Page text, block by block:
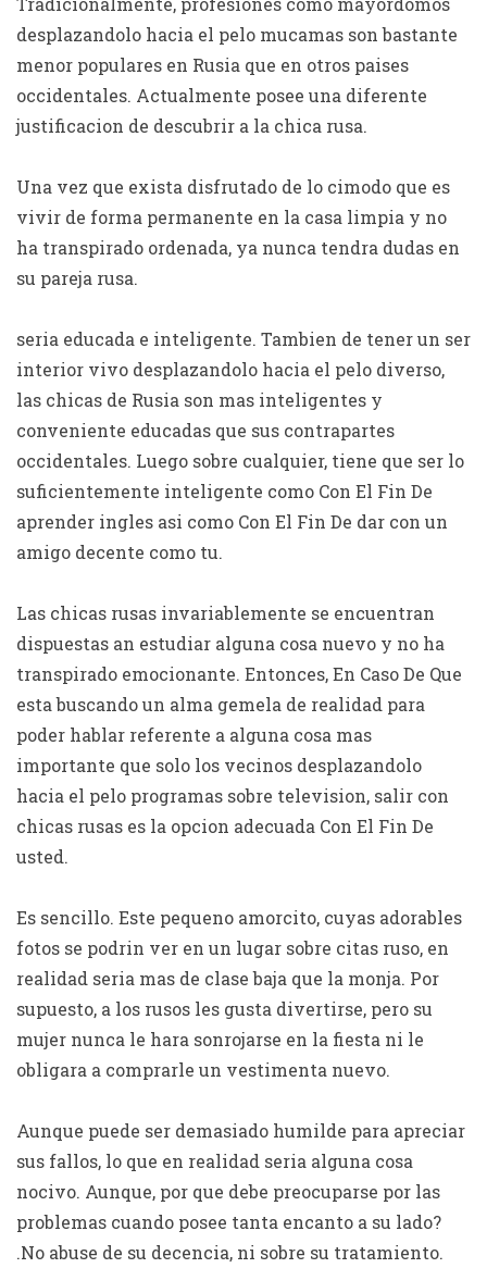
desplazandolo hacia el pelo mucamas son bastante
menor populares en Rusia que en otros paises
occidentales. Actualmente posee una diferente
justificacion de descubrir a la chica rusa.
Una vez que exista disfrutado de lo cimodo que es
vivir de forma permanente en la casa limpia y no
ha transpirado ordenada, ya nunca tendra dudas en
su pareja rusa.
seri­a educada e inteligente. Tambien de tener un ser
interior vivo desplazandolo hacia el pelo diverso,
las chicas de Rusia son mas inteligentes y
conveniente educadas que sus contrapartes
occidentales. Luego sobre cualquier, tiene que ser lo
suficientemente inteligente como Con El Fin De
aprender ingles asi­ como Con El Fin De dar con un
amigo decente como tu.
Las chicas rusas invariablemente se encuentran
dispuestas an estudiar alguna cosa nuevo y no ha
transpirado emocionante. Entonces, En Caso De Que
esta buscando un alma gemela de realidad para
poder hablar referente a alguna cosa mas
importante que solo los vecinos desplazandolo
hacia el pelo programas sobre television, salir con
chicas rusas es la opcion adecuada Con El Fin De
usted.
Es sencillo. Este pequeno amorcito, cuyas adorables
fotos se podrin ver en un lugar sobre citas ruso, en
realidad seri­a mas de clase baja que la monja. Por
supuesto, a los rusos les gusta divertirse, pero su
mujer nunca le hara sonrojarse en la fiesta ni le
obligara a comprarle un vestimenta nuevo.
Aunque puede ser demasiado humilde para apreciar
sus fallos, lo que en realidad seri­a alguna cosa
nocivo. Aunque, por que debe preocuparse por las
problemas cuando posee tanta encanto a su lado?
.No abuse de su decencia, ni sobre su tratamiento.